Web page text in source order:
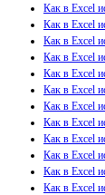
Как в Excel
Как в Excel
Как в Excel
Как в Excel
Как в Excel
Как в Excel
Как в Excel
Как в Excel
Как в Excel
Как в Excel
Как в Excel
Как в Excel